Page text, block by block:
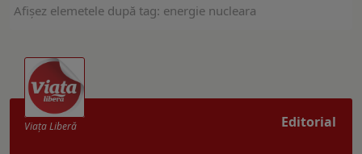
Afişez elemetele după tag: energie nucleara
Editorial
Viaţa Liberă